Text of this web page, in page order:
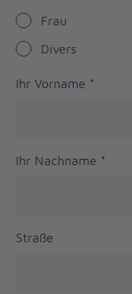
Frau
Divers
Ihr Vorname *
Ihr Nachname *
Straße